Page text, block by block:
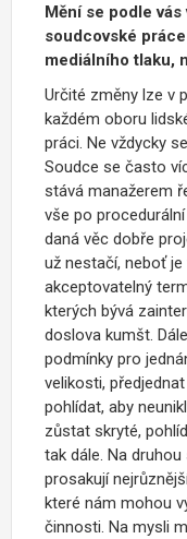
Mění se podle
soudcovské
mediálního tlaku,
Určité změny lze v
každém oboru
práci. Ne vždycky
Soudce se často
stává manažerem
vše po
daná věc dobře
už nestačí, neboť
akceptovatelný
kterých bývá
doslova kumšt.
podmínky pro
velikosti,
pohlídat, aby
zůstat skryté,
tak dále. Na
prosakují
které nám mohou
činnosti. Na mysli